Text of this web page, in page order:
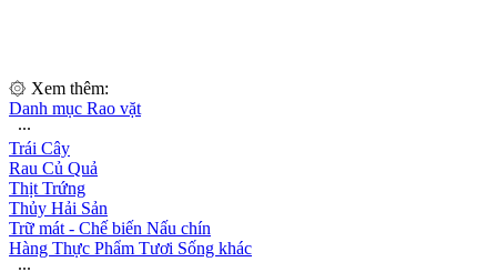
۞ Xem thêm:
Danh mục Rao vặt
∙∙∙
Trái Cây
Rau Củ Quả
Thịt Trứng
Thủy Hải Sản
Trữ mát - Chế biến Nấu chín
Hàng Thực Phẩm Tươi Sống khác
∙∙∙